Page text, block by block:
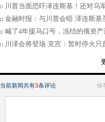
川普当面恐吓泽连斯基！还对乌
金融时报：与川普会晤 泽连斯基
喊了4年援乌口号，冻结的俄资产
川泽会将登场 克宫：暂时停火只
当前新闻共有3条评论 分